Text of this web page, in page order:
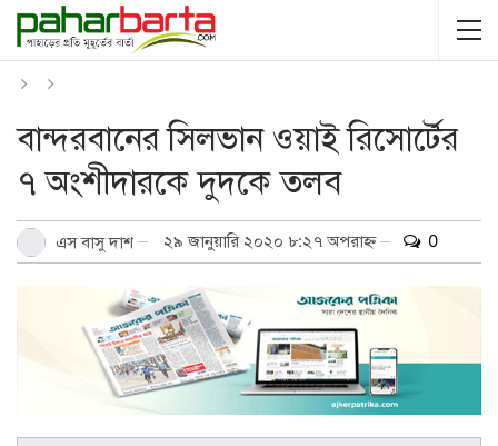
বান্দরবানের সিলভান ওয়াই রিসোর্টের
৭ অংশীদারকে দুদকে তলব
এস বাসু দাশ ২৯ জানুয়ারি ২০২০ ৮:২৭ অপরাহ্ন 0